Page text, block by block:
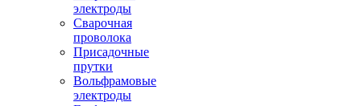
электроды
Сварочная
проволока
Присадочные
прутки
Вольфрамовые
электроды